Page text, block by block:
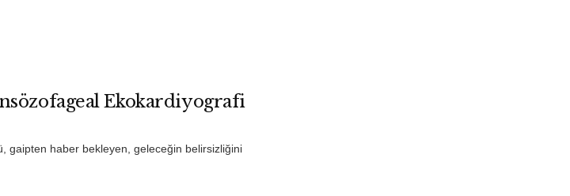
Ekokardiyografi
gaipten haber bekleyen, geleceğin belirsizliğini